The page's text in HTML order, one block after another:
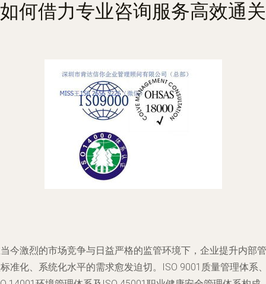
如何借力专业咨询服务高效通关
今激烈的市场竞争与日益严格的监管环境下，企业提升内部管
准化、系统化水平的需求愈发迫切。ISO 9001质量管理体系